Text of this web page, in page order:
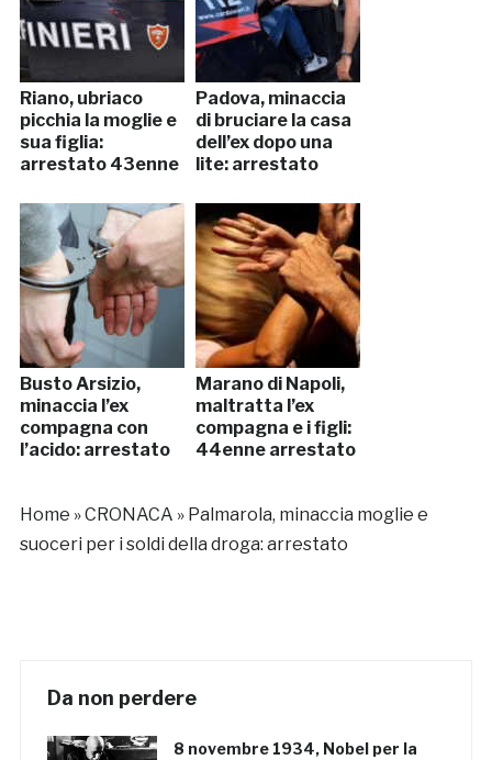
Riano, ubriaco
picchia la moglie e
sua figlia:
arrestato 43enne
Padova, minaccia
di bruciare la casa
dell’ex dopo una
lite: arrestato
Busto Arsizio,
minaccia l’ex
compagna con
l’acido: arrestato
Marano di Napoli,
maltratta l’ex
compagna e i figli:
44enne arrestato
Home »CRONACA » Palmarola, minaccia moglie e
suoceri per i soldi della droga: arrestato
Da non perdere
8 novembre 1934, Nobel per la